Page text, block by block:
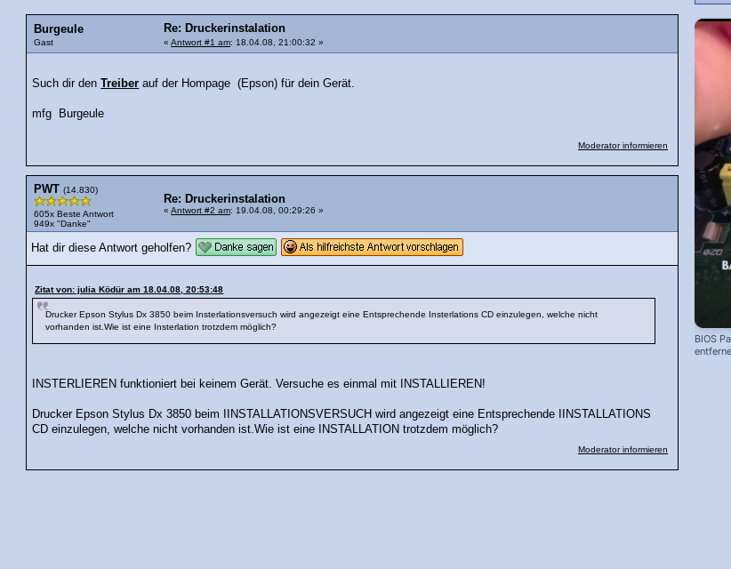
Burgeule
Gast
Re: Druckerinstalation
« Antwort #1 am: 18.04.08, 21:00:32 »
Such dir denTreiber auf der Hompage (Epson) für dein Gerät.
mfg Burgeule
Moderator informieren
PWT (14.830)
605x Beste Antwort
949x "Danke"
Re: Druckerinstalation
« Antwort #2 am: 19.04.08, 00:29:26 »
Hat dir diese Antwort geholfen?
Zitat von: julia Ködür am 18.04.08, 20:53:48
Drucker Epson Stylus Dx 3850 beim Insterlationsversuch wird angezeigt eine Entsprechende Insterlations CD einzulegen, welche nicht
vorhanden ist.Wie ist eine Insterlation trotzdem möglich?
INSTERLIEREN funktioniert bei keinem Gerät. Versuche es einmal mit INSTALLIEREN!
Drucker Epson Stylus Dx 3850 beim IINSTALLATIONSVERSUCH wird angezeigt eine Entsprechende IINSTALLATIONS
CD einzulegen, welche nicht vorhanden ist.Wie ist eine INSTALLATION trotzdem möglich?
Moderator informieren
BIOS